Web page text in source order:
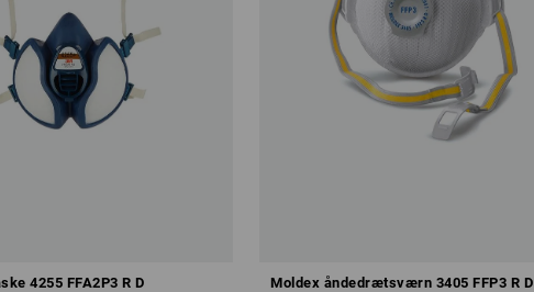
4255 FFA2P3 R D Moldex åndedrætsværn 3405 FFP3 R D